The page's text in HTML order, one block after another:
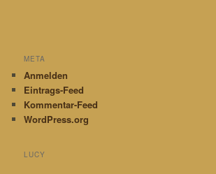
META
Anmelden
Eintrags-Feed
Kommentar-Feed
WordPress.org
LUCY